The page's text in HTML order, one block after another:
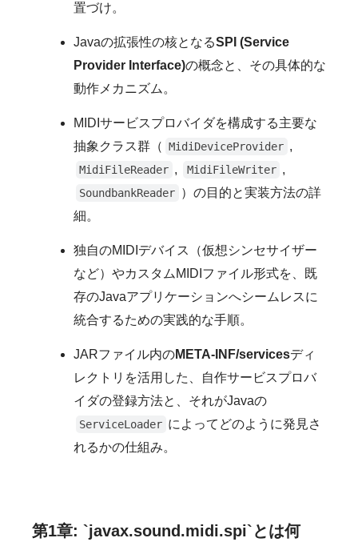
置づけ。
Javaの拡張性の核となるSPI (Service
Provider Interface)の概念と、その具体的な
動作メカニズム。
MIDIサービスプロバイダを構成する主要な
抽象クラス群（ MidiDeviceProvider ,
MidiFileReader , MidiFileWriter ,
SoundbankReader ）の目的と実装方法の詳
細。
独自のMIDIデバイス（仮想シンセサイザー
など）やカスタムMIDIファイル形式を、既
存のJavaアプリケーションへシームレスに
統合するための実践的な手順。
JARファイル内のMETA-INF/servicesディ
レクトリを活用した、自作サービスプロバ
イダの登録方法と、それがJavaの
ServiceLoader によってどのように発見さ
れるかの仕組み。
第1章: `javax.sound.midi.spi`とは何